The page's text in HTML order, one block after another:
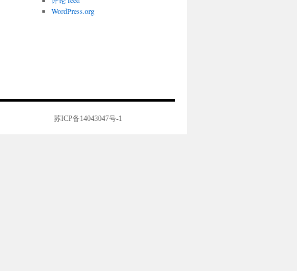
WordPress.org
苏ICP备14043047号-1